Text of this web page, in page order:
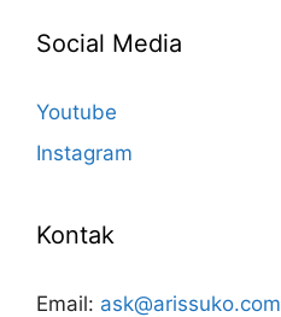
Social Media
Youtube
Instagram
Kontak
Email: ask@arissuko.com